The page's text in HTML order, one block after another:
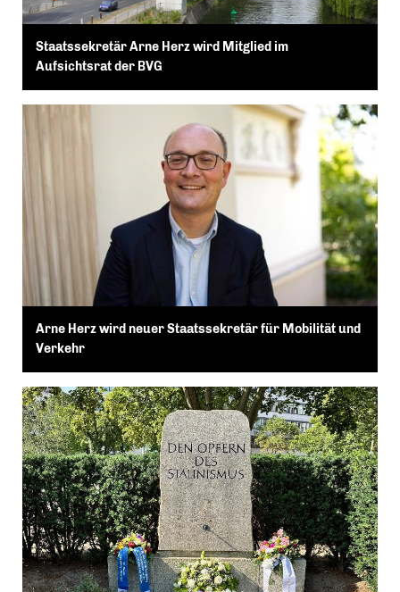
Staatssekretär Arne Herz wird Mitglied im
Aufsichtsrat der BVG
Arne Herz wird neuer Staatssekretär für Mobilität und
Verkehr